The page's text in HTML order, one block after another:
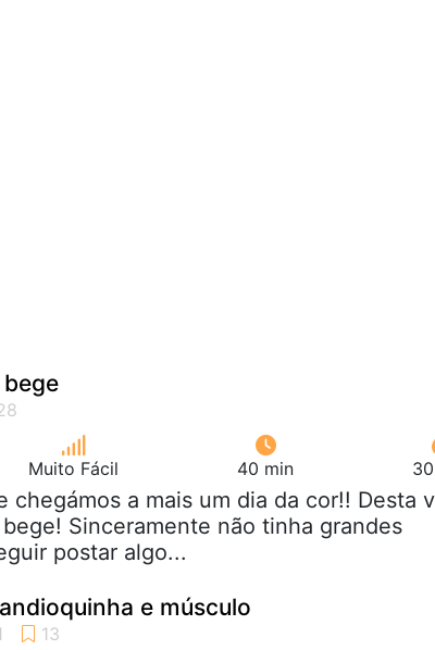
Muito Fácil 40 min
chegámos a mais um dia da cor!! Desta
Sinceramente não tinha grandes
postar algo...
e músculo